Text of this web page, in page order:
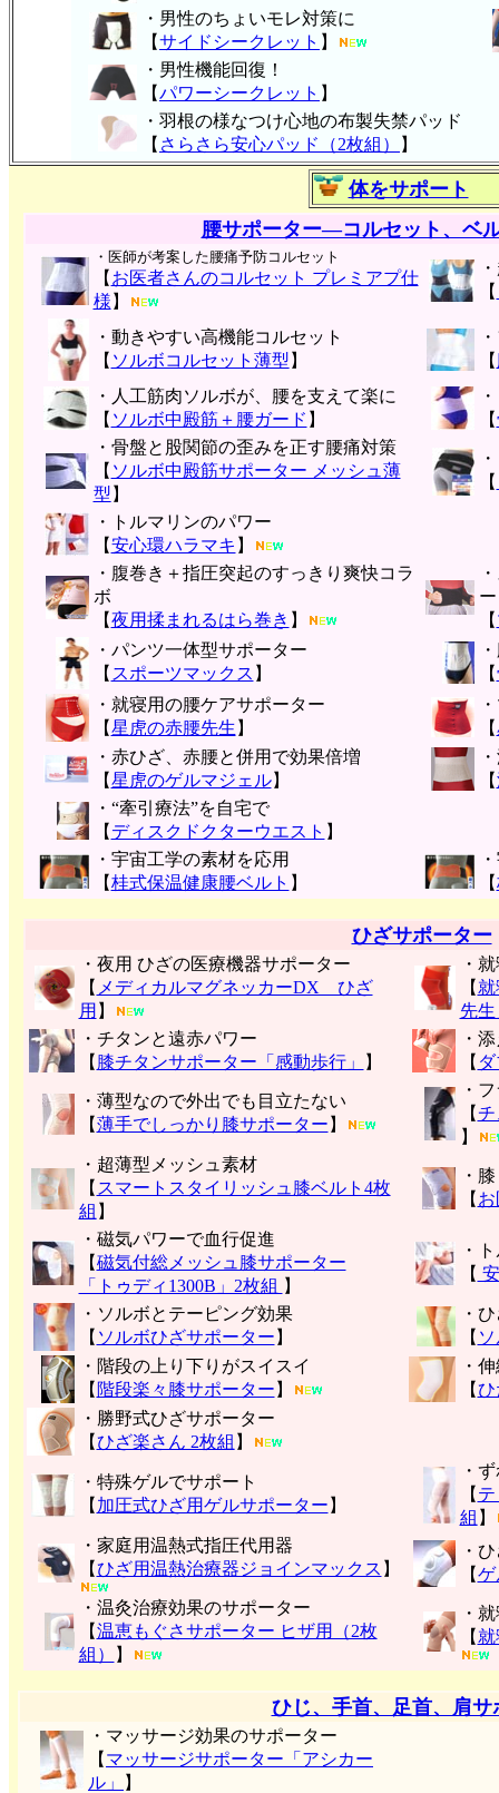
・男性のちょいモレ対策に
【サイドシークレット 】
・男性機能回復！
【パワーシークレット 】
・ 羽根の様なつけ心地の布製失禁パッ ド
【 さらさら安心パッド（2枚組） 】
体をサポート
腰サポーター―コルセット、ベ
・医師が考案した腰痛予防コルセット
【 お医者さんのコルセット プレミアプ仕
様 】
【
・動きやすい高機能コルセット
【 ソルボコルセット薄型 】
【
・人工筋肉ソルボが、腰を支えて楽に
【 ソルボ中殿筋＋腰ガード 】
【
・骨盤と股関節の歪みを正す腰痛対策
【 ソルボ中殿筋サポーター メッシュ薄
型 】
【
・トルマリンのパワー
【安心環ハラマキ 】
・腹巻き＋指圧突起のすっきり爽快コラ
ボ
【夜用揉まれるはら巻き 】
ー
【
・パンツ一体型サポーター
【 スポーツマックス 】
【
・就寝用の腰ケアサポーター
【星虎の赤腰先生 】
【
・赤ひざ、赤腰と併用で効果倍増
【星虎のゲルマジェル】
【
・“牽引療法”を自宅で
【 ディスクドクターウエスト 】
・宇宙工学の素材を応用
【桂式保温健康腰ベルト 】
【
ひざサポーター
・夜用 ひざの医療機器サポーター
【 メディカルマグネッカーDX ひざ
用 】
・
【
先生
・チタンと遠赤パワー
【 膝チタンサポーター「感動歩行」 】
・
【
・薄型なので外出でも目立たない
【薄手でしっかり膝サポーター 】
・
【チ
】
・超薄型メッシュ素材
【 スマートスタイリッシュ膝ベルト4枚
組 】
・
【
・磁気パワーで血行促進
【磁気付総メッシュ膝サポーター
「トゥディ1300B」2枚組 】
・
【
・ソルボとテーピング効果
【 ソルボひざサポーター 】
・
【
・階段の上り下りがスイスイ
【 階段楽々膝サポーター 】
・
【ひ
・勝野式ひざサポーター
【ひざ楽さん 2枚組 】
・特殊ゲルでサポート
【 加圧式ひざ用ゲルサポーター 】
・
【
組 】
・家庭用温熱式指圧代用器
【ひざ用温熱治療器ジョインマックス 】
・
【ゲ
・温灸治療効果のサポーター
【温恵もぐさサポーター ヒザ用（2枚
組）
】
・
【
ひじ、手首、足首、肩サ
・マッサージ効果のサポーター
【 マッサージサポーター「アシカー
ル」
】